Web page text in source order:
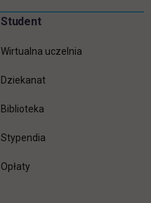
Student
Wirtualna uczelnia
Dziekanat
Biblioteka
Stypendia
Opłaty